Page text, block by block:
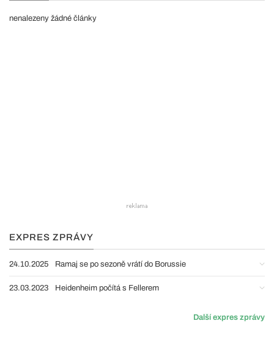
nenalezeny žádné články
EXPRES ZPRÁVY
24.10.2025 Ramaj se po sezoně vrátí do Borussie
23.03.2023 Heidenheim počítá s Fellerem
Další expres zprávy